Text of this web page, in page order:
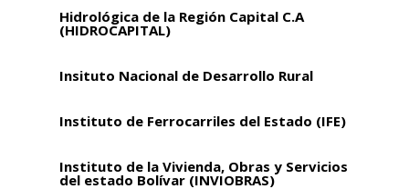
Hidrológica de la Región Capital C.A
(HIDROCAPITAL)
Insituto Nacional de Desarrollo Rural
Instituto de Ferrocarriles del Estado (IFE)
Instituto de la Vivienda, Obras y Servicios
del estado Bolívar (INVIOBRAS)